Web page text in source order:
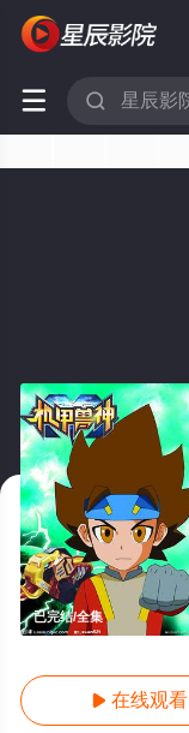
 
已完结/全集
 在线观看